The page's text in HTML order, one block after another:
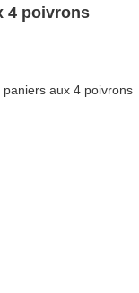
4 poivrons